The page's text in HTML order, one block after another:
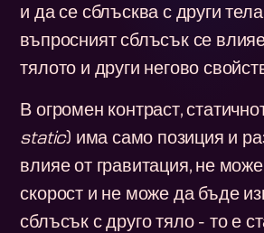
и да се сблъсква с други
въпросният сблъсък се
тялото и други негово
В огромен контраст,
static) има само позиция и
влияе от гравитация, не
скорост и не може да бъде
сблъсък с друго тяло - то е